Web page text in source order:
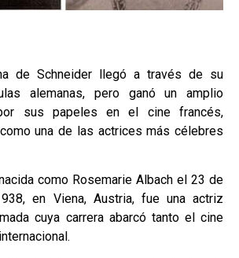
de Schneider llegó a través de su
alemanas, pero ganó un amplio
sus papeles en el cine francés,
una de las actrices más célebres
como Rosemarie Albach el 23 de
en Viena, Austria, fue una actriz
cuya carrera abarcó tanto el cine